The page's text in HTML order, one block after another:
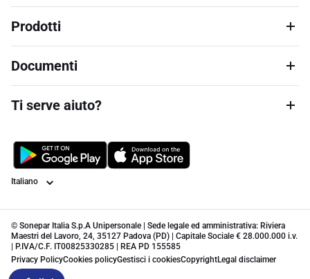
Prodotti
Documenti
Ti serve aiuto?
Lingua
© Sonepar Italia S.p.A Unipersonale | Sede legale ed amministrativa: Riviera
Maestri del Lavoro, 24, 35127 Padova (PD) | Capitale Sociale € 28.000.000 i.v.
| P.IVA/C.F. IT00825330285 | REA PD 155585
Privacy PolicyCookies policyGestisci i cookiesCopyrightLegal disclaimer